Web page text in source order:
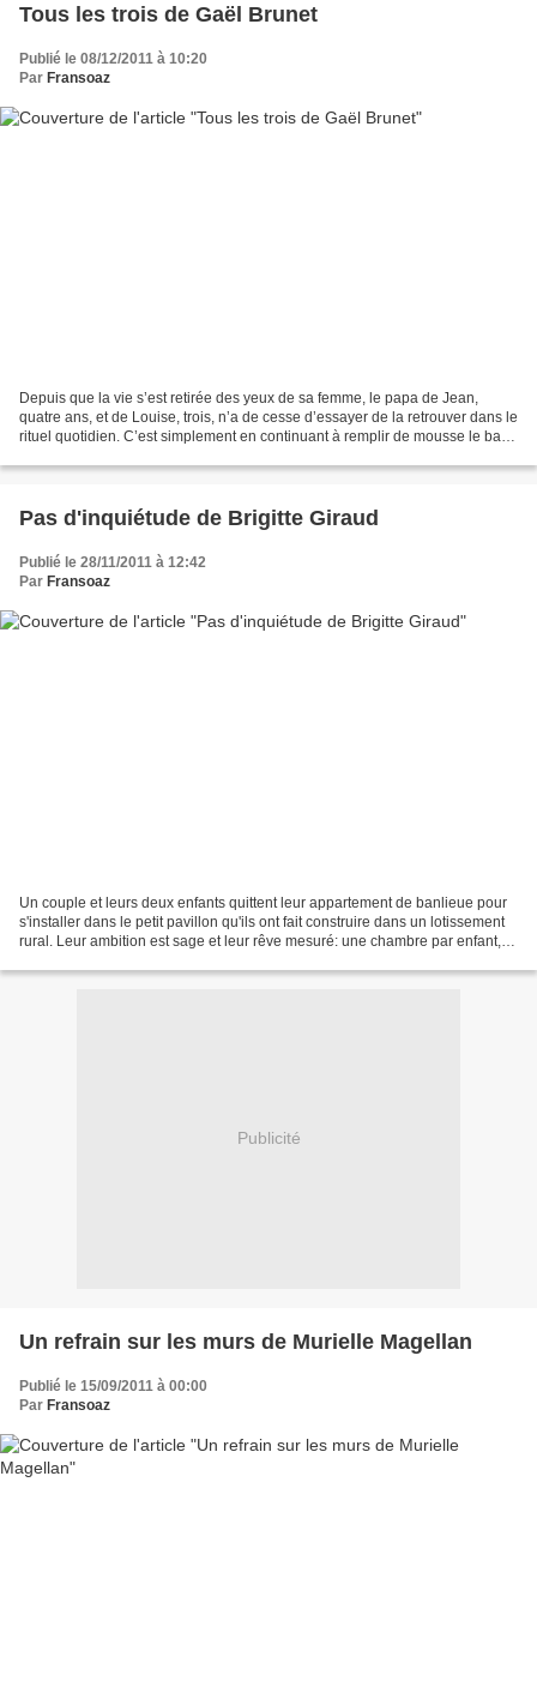
Tous les trois de Gaël Brunet
Publié le 08/12/2011 à 10:20
Par Fransoaz
Depuis que la vie s’est retirée des yeux de sa femme, le papa de Jean,
quatre ans, et de Louise, trois, n’a de cesse d’essayer de la retrouver dans le
rituel quotidien. C’est simplement en continuant à remplir de mousse le bain
Pas d'inquiétude de Brigitte Giraud
Publié le 28/11/2011 à 12:42
Par Fransoaz
Un couple et leurs deux enfants quittent leur appartement de banlieue pour
s'installer dans le petit pavillon qu'ils ont fait construire dans un lotissement
rural. Leur ambition est sage et leur rêve mesuré: une chambre par enfant,
Publicité
Un refrain sur les murs de Murielle Magellan
Publié le 15/09/2011 à 00:00
Par Fransoaz